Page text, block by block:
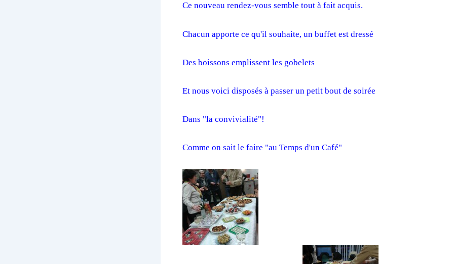
Ce nouveau rendez-vous semble tout à fait acquis.
Chacun apporte ce qu'il souhaite, un buffet est dressé
Des boissons emplissent les gobelets
Et nous voici disposés à passer un petit bout de soirée
Dans "la convivialité"!
Comme on sait le faire "au Temps d'un Café"